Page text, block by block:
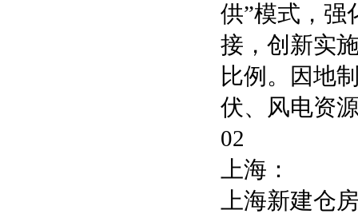
供”模式，强
接，创新实
比例。因地
伏、风电资
02
上海：
上海新建仓